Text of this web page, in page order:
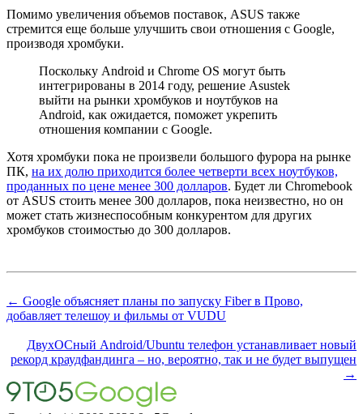
Помимо увеличения объемов поставок, ASUS также
стремится еще больше улучшить свои отношения с Google,
производя хромбуки.
Поскольку Android и Chrome OS могут быть
интегрированы в 2014 году, решение Asustek
выйти на рынки хромбуков и ноутбуков на
Android, как ожидается, поможет укрепить
отношения компании с Google.
Хотя хромбуки пока не произвели большого фурора на рынке
ПК, на их долю приходится более четверти всех ноутбуков,
проданных по цене менее 300 долларов. Будет ли Chromebook
от ASUS стоить менее 300 долларов, пока неизвестно, но он
может стать жизнеспособным конкурентом для других
хромбуков стоимостью до 300 долларов.
← Google объясняет планы по запуску Fiber в Прово,
добавляет телешоу и фильмы от VUDU
ДвухОСный Android/Ubuntu телефон устанавливает новый
рекорд краудфандинга – но, вероятно, так и не будет выпущен
→